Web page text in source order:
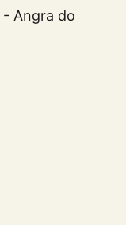
- Angra do